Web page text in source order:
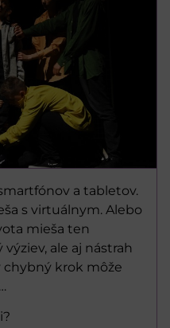
a tabletov.
s virtuálnym. Alebo
mieša ten
ale aj nástrah
chybný krok môže